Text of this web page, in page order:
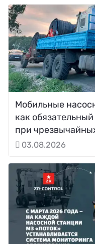
Мобильные
как
при
03.08.2026